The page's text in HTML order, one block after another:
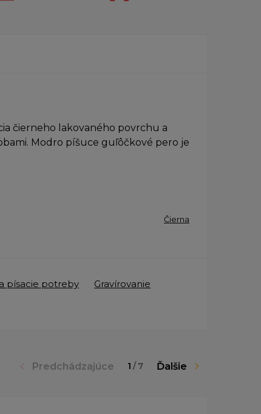
čierneho lakovaného povrchu a
Modro píšuce guľôčkové pero je
Čierna
písacie potreby
Gravírovanie
Predchádzajúce 1 / 7 Ďalšie